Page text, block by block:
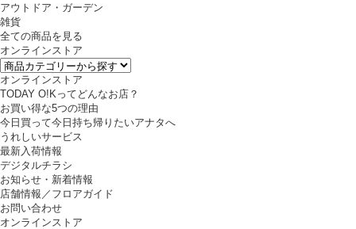
アウトドア・ガーデン
雑貨
全ての商品を見る
オンラインストア
オンラインストア
TODAY O!Kってどんなお店？
お買い得な5つの理由
今日買って今日持ち帰りたいアナタへ
うれしいサービス
最新入荷情報
デジタルチラシ
お知らせ・新着情報
店舗情報／フロアガイド
お問い合わせ
オンラインストア